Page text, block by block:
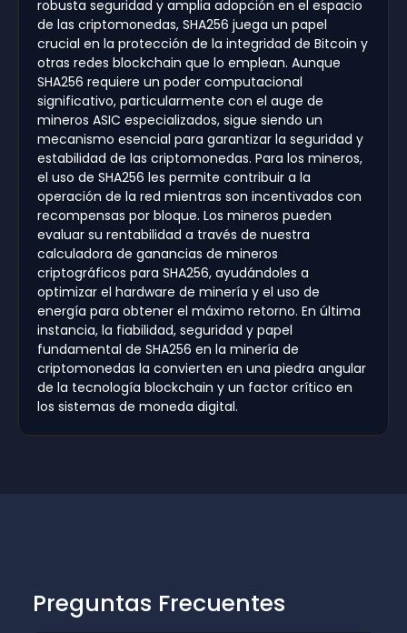
robusta seguridad y amplia adopción en el espacio
de las criptomonedas, SHA256 juega un papel
crucial en la protección de la integridad de Bitcoin y
otras redes blockchain que lo emplean. Aunque
SHA256 requiere un poder computacional
significativo, particularmente con el auge de
mineros ASIC especializados, sigue siendo un
mecanismo esencial para garantizar la seguridad y
estabilidad de las criptomonedas. Para los mineros,
el uso de SHA256 les permite contribuir a la
operación de la red mientras son incentivados con
recompensas por bloque. Los mineros pueden
evaluar su rentabilidad a través de nuestra
calculadora de ganancias de mineros
criptográficos para SHA256, ayudándoles a
optimizar el hardware de minería y el uso de
energía para obtener el máximo retorno. En última
instancia, la fiabilidad, seguridad y papel
fundamental de SHA256 en la minería de
criptomonedas la convierten en una piedra angular
de la tecnología blockchain y un factor crítico en
los sistemas de moneda digital.
Preguntas Frecuentes